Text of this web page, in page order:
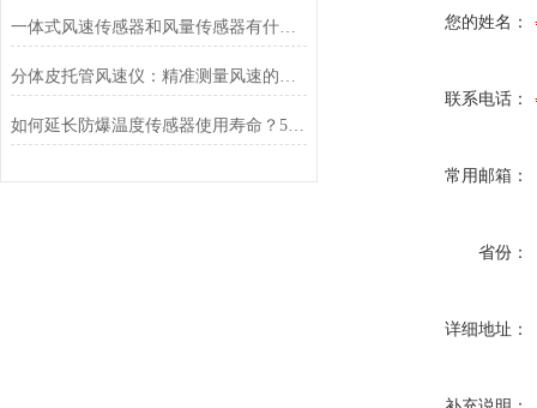
一体式风速传感器和风量传感器有什么不同？
分体皮托管风速仪：精准测量风速的可靠利器
如何延长防爆温度传感器使用寿命？5个高危环境保养技巧
您的姓名：
联系电话：
常用邮箱：
省份：
详细地址：